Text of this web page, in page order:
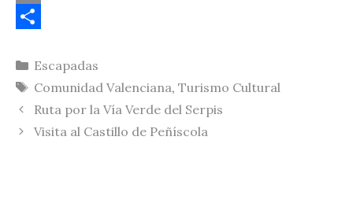
p
L
i
n
e
s
k
E
a
i
o
m
p
Categorías
Escapadas
Etiquetas
Comunidad Valenciana, Turismo Cultural
Ruta por la Vía Verde del Serpis
Visita al Castillo de Peñíscola